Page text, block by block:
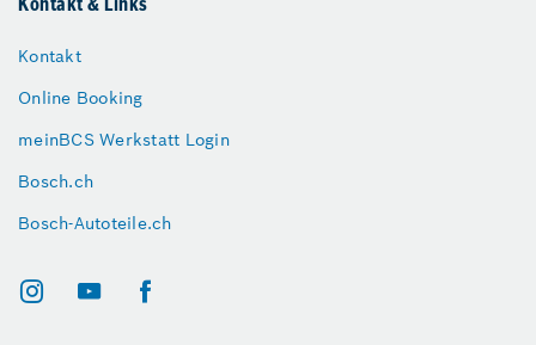
Kontakt & Links
Kontakt
Online Booking
meinBCS Werkstatt Login
Bosch.ch
Bosch-Autoteile.ch